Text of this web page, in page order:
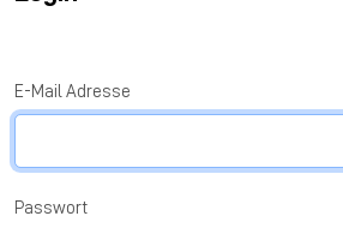
E-Mail Adresse
Passwort